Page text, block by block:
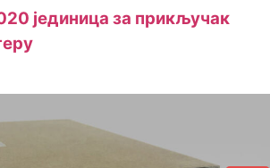
јединица за прикључак